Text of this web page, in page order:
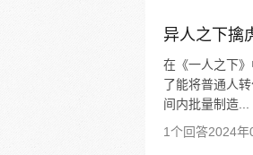
异人之下擒
在《一人之下
了能将普通人
间内批量制造...
1个回答2024